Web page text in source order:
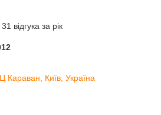
відгука за рік
Караван, Київ, Україна